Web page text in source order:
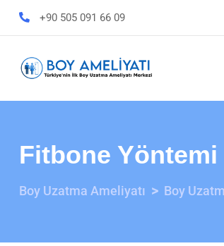
+90 505 091 66 09
Fitbone
Boy Uzatma Ameliyatı > Boy